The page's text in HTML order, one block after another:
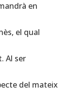
en
el qual
Al ser
del mateix